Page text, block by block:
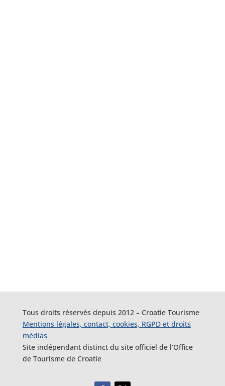
Tous droits réservés depuis 2012 – Croatie Tourisme
Mentions légales, contact, cookies, RGPD et droits
médias
Site indépendant distinct du site officiel de l’Office
de Tourisme de Croatie